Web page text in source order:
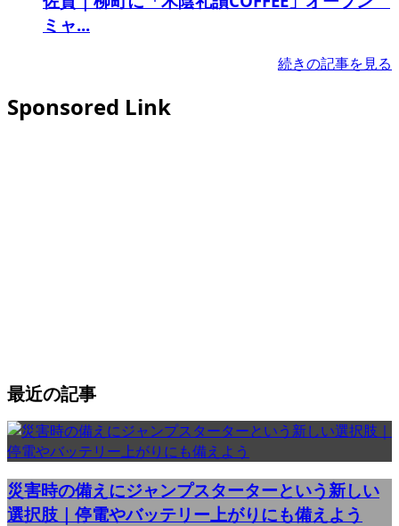
ミャ...
続きの記事を見る
Sponsored Link
最近の記事
災害時の備えにジャンプスターターという新しい
選択肢｜停電やバッテリー上がりにも備えよう